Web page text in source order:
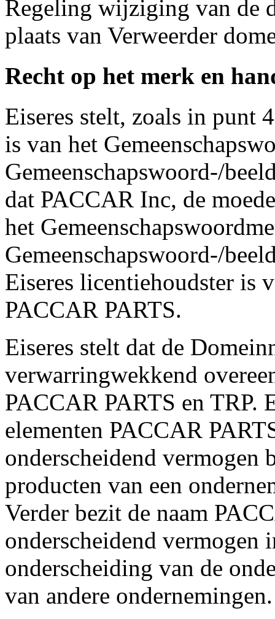
Regeling wijziging van de
plaats van Verweerder
Recht op het merk en
Eiseres stelt, zoals in punt
is van het
Gemeenschapswoord-/
dat PACCAR Inc, de
het
Gemeenschapswoord-/
Eiseres licentiehoudster is
PACCAR PARTS.
Eiseres stelt dat de
verwarringwekkend
PACCAR PARTS en TRP.
elementen PACCAR
onderscheidend vermogen
producten van een
Verder bezit de naam
onderscheidend vermogen
onderscheiding van de
van andere ondernemingen.